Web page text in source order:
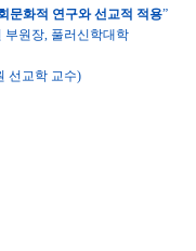
문화적 연구와 선교적 적용”
부원장, 풀러신학대학
선교학 교수)